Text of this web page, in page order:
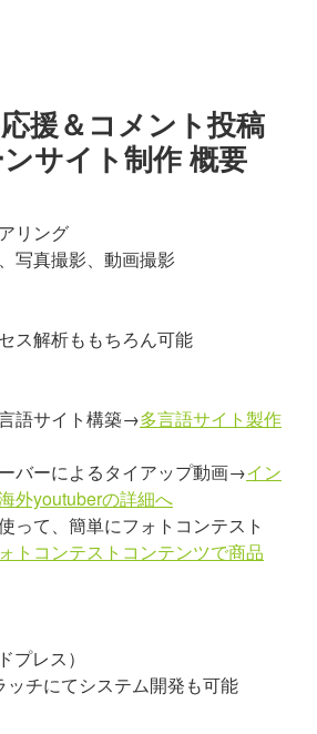
援＆コメント投稿
サイト制作 概要
リング
写真撮影、動画撮影
ス解析ももちろん可能
語サイト構築→多言語サイト製作
バーによるタイアップ動画→イン
外youtuberの詳細へ
って、簡単にフォトコンテスト
トコンテストコンテンツで商品
プレス）
チにてシステム開発も可能